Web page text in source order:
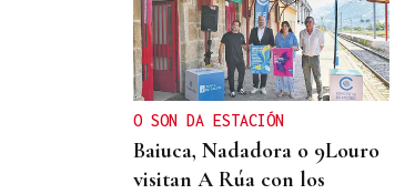
O SON DA ESTACIÓN
Baiuca, Nadadora o 9Louro
visitan A Rúa con los